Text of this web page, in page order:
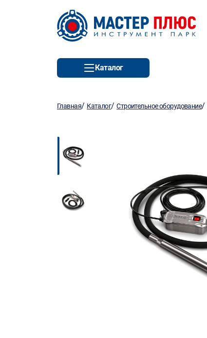
Каталог
Главная/ Каталог/Строительное оборудование/